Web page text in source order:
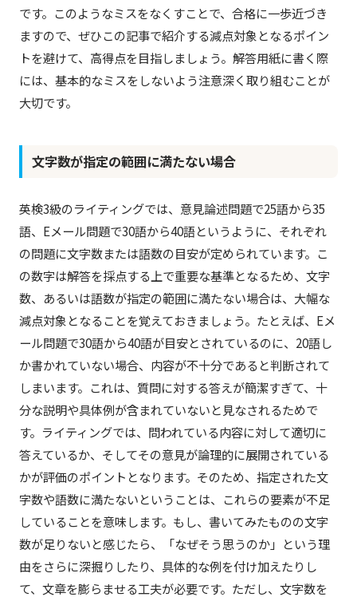
です。このようなミスをなくすことで、合格に一歩近づき
ますので、ぜひこの記事で紹介する減点対象となるポイン
トを避けて、高得点を目指しましょう。解答用紙に書く際
には、基本的なミスをしないよう注意深く取り組むことが
大切です。
文字数が指定の範囲に満たない場合
英検3級のライティングでは、意見論述問題で25語から35
語、Eメール問題で30語から40語というように、それぞれ
の問題に文字数または語数の目安が定められています。こ
の数字は解答を採点する上で重要な基準となるため、文字
数、あるいは語数が指定の範囲に満たない場合は、大幅な
減点対象となることを覚えておきましょう。たとえば、Eメ
ール問題で30語から40語が目安とされているのに、20語し
か書かれていない場合、内容が不十分であると判断されて
しまいます。これは、質問に対する答えが簡潔すぎて、十
分な説明や具体例が含まれていないと見なされるためで
す。ライティングでは、問われている内容に対して適切に
答えているか、そしてその意見が論理的に展開されている
かが評価のポイントとなります。そのため、指定された文
字数や語数に満たないということは、これらの要素が不足
していることを意味します。もし、書いてみたものの文字
数が足りないと感じたら、「なぜそう思うのか」という理
由をさらに深掘りしたり、具体的な例を付け加えたりし
て、文章を膨らませる工夫が必要です。ただし、文字数を